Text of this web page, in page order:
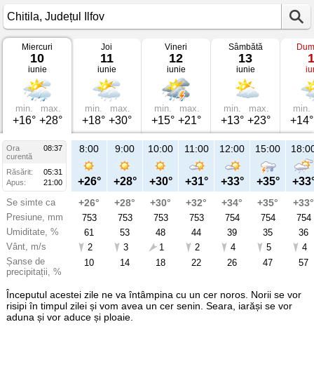
Vremea
Chitila
10
iunie
2026
Județul
Ilfov
Miercuri
10
iunie
min.
+16°
max.
+28°
Joi
11
iunie
min.
+18°
max.
+30°
Vineri
12
iunie
min.
+15°
max.
+21°
Sâmbătă
13
iunie
min.
+13°
max.
+23°
min.
+14°
Ora
08:37
curentă
Răsărit:
05:31
Apus:
21:00
Se simte ca
Presiune, mm
Umiditate, %
Vânt, m/s
Șanse de
precipitații, %
8:00
+26°
+26°
753
61
2
10
9:00
+28°
+28°
753
53
3
14
10:00
+30°
+30°
753
48
1
18
11:00
+31°
+32°
753
44
2
22
12:00
+33°
+34°
754
39
4
26
15:00
+35°
+35°
754
35
5
47
+33°
754
36
4
57
Începutul acestei zile ne va întâmpina cu un cer noros. Norii se vor
risipi în timpul zilei și vom avea un cer senin. Seara, iarăși se vor
aduna și vor aduce și ploaie.